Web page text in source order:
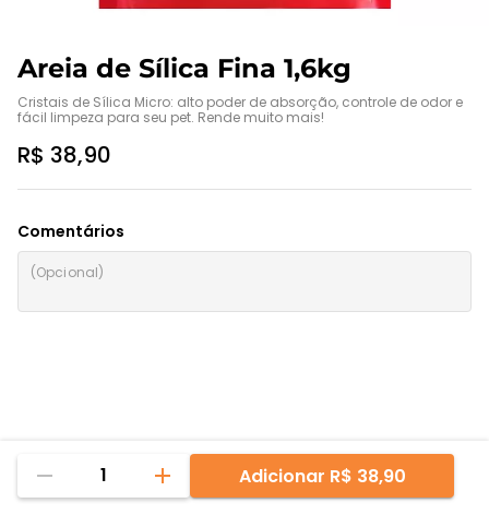
Areia de Sílica Fina 1,6kg
Cristais de Sílica Micro: alto poder de absorção, controle de odor e
fácil limpeza para seu pet. Rende muito mais!
R$ 38,90
Comentários
1 Adicionar R$ 38,90